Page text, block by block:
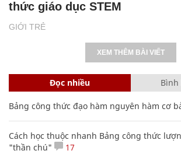
GIỚI TRẺ
thức giáo dục STEM
XEM THÊM BÀI VIẾT
Đọc nhiều
Bảng công thức đạo hàm nguyên hàm cơ
Cách học thuộc nhanh Bảng công thức
"thần chú"
17